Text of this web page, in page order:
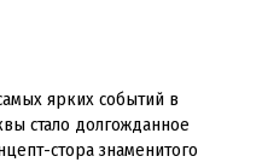
ярких событий в
стало долгожданное
стора знаменитого